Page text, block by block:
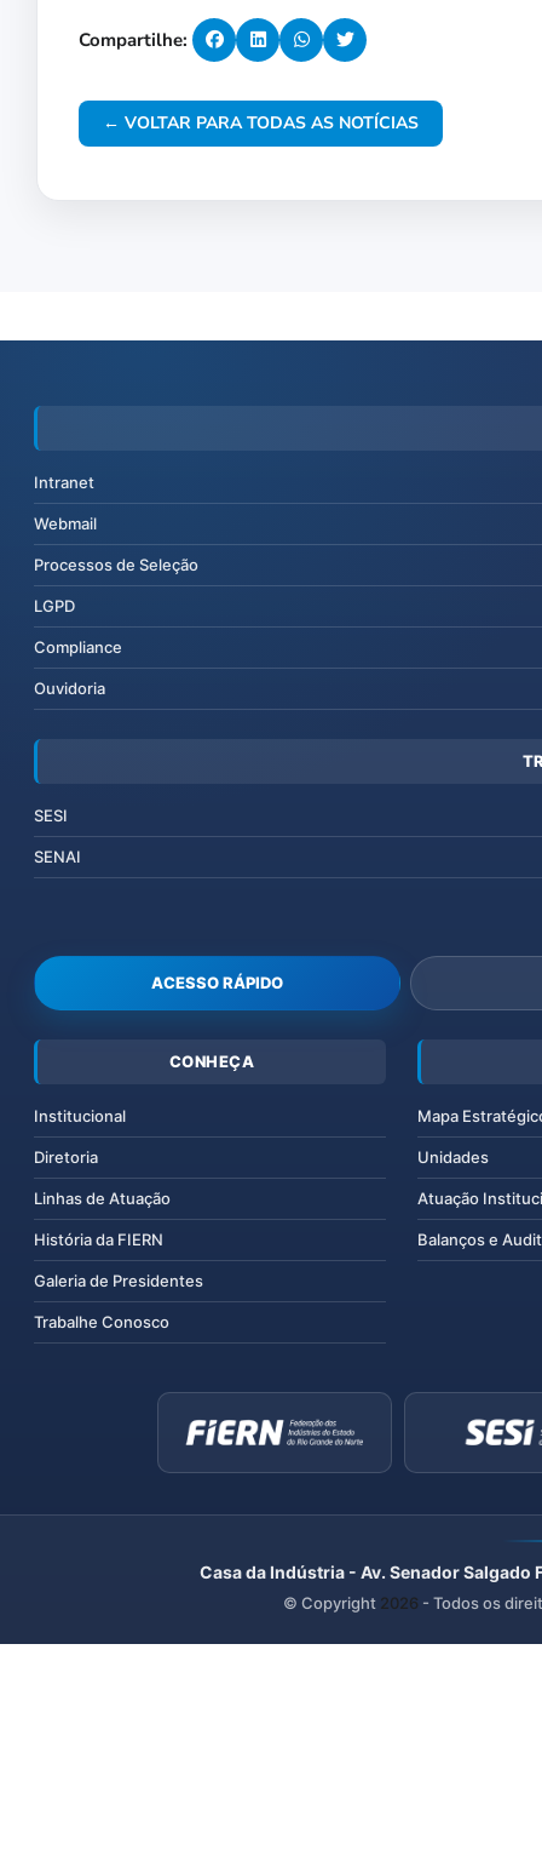
Compartilhe:
← VOLTAR PARA TODAS AS NOTÍCIAS
Intranet
Webmail
Processos de Seleção
LGPD
Compliance
Ouvidoria
SESI
SENAI
ACESSO RÁPIDO
CONHEÇA
Institucional
Diretoria
Linhas de Atuação
História da FIERN
Galeria de Presidentes
Trabalhe Conosco
Mapa
Unidades
Atuação
Balanços e
Casa da Indústria - Av. Senador
© Copyright 2026 - Todos os